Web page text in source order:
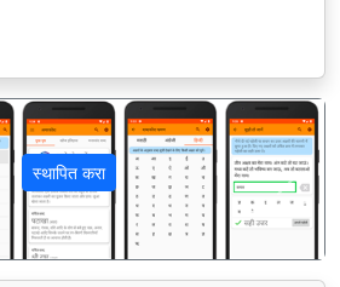
स्थापित करा
अगला